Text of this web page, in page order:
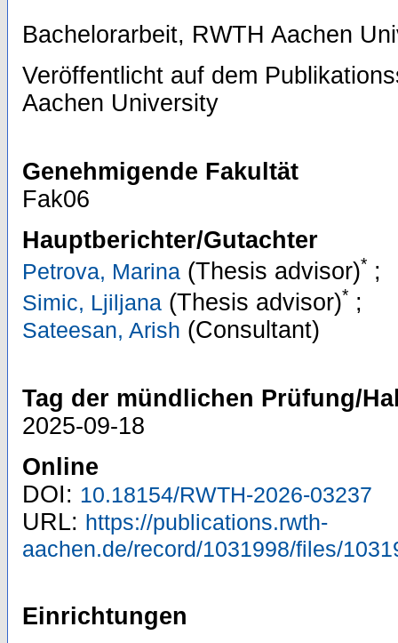
Bachelorarbeit, RWTH Aachen
Veröffentlicht auf dem
Aachen University
Genehmigende Fakultät
Fak06
Hauptberichter/Gutachter
Petrova, Marina (Thesis advisor)* ;
Simic, Ljiljana (Thesis advisor)* ;
Sateesan, Arish (Consultant)
Tag der mündlichen Prüfung/
2025-09-18
Online
DOI: 10.18154/RWTH-2026-03237
URL: https://publications.rwth-
aachen.de/record/1031998/files/
Einrichtungen